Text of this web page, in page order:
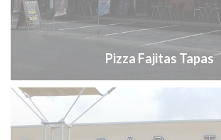
Pizza Fajitas Tapas